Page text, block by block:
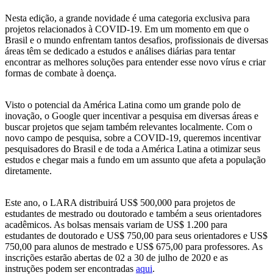
Nesta edição, a grande novidade é uma categoria exclusiva para
projetos relacionados à COVID-19. Em um momento em que o
Brasil e o mundo enfrentam tantos desafios, profissionais de diversas
áreas têm se dedicado a estudos e análises diárias para tentar
encontrar as melhores soluções para entender esse novo vírus e criar
formas de combate à doença.
Visto o potencial da América Latina como um grande polo de
inovação, o Google quer incentivar a pesquisa em diversas áreas e
buscar projetos que sejam também relevantes localmente. Com o
novo campo de pesquisa, sobre a COVID-19, queremos incentivar
pesquisadores do Brasil e de toda a América Latina a otimizar seus
estudos e chegar mais a fundo em um assunto que afeta a população
diretamente.
Este ano, o LARA distribuirá US$ 500,000 para projetos de
estudantes de mestrado ou doutorado e também a seus orientadores
acadêmicos. As bolsas mensais variam de US$ 1.200 para
estudantes de doutorado e US$ 750,00 para seus orientadores e US$
750,00 para alunos de mestrado e US$ 675,00 para professores. As
inscrições estarão abertas de 02 a 30 de julho de 2020 e as
instruções podem ser encontradas aqui.